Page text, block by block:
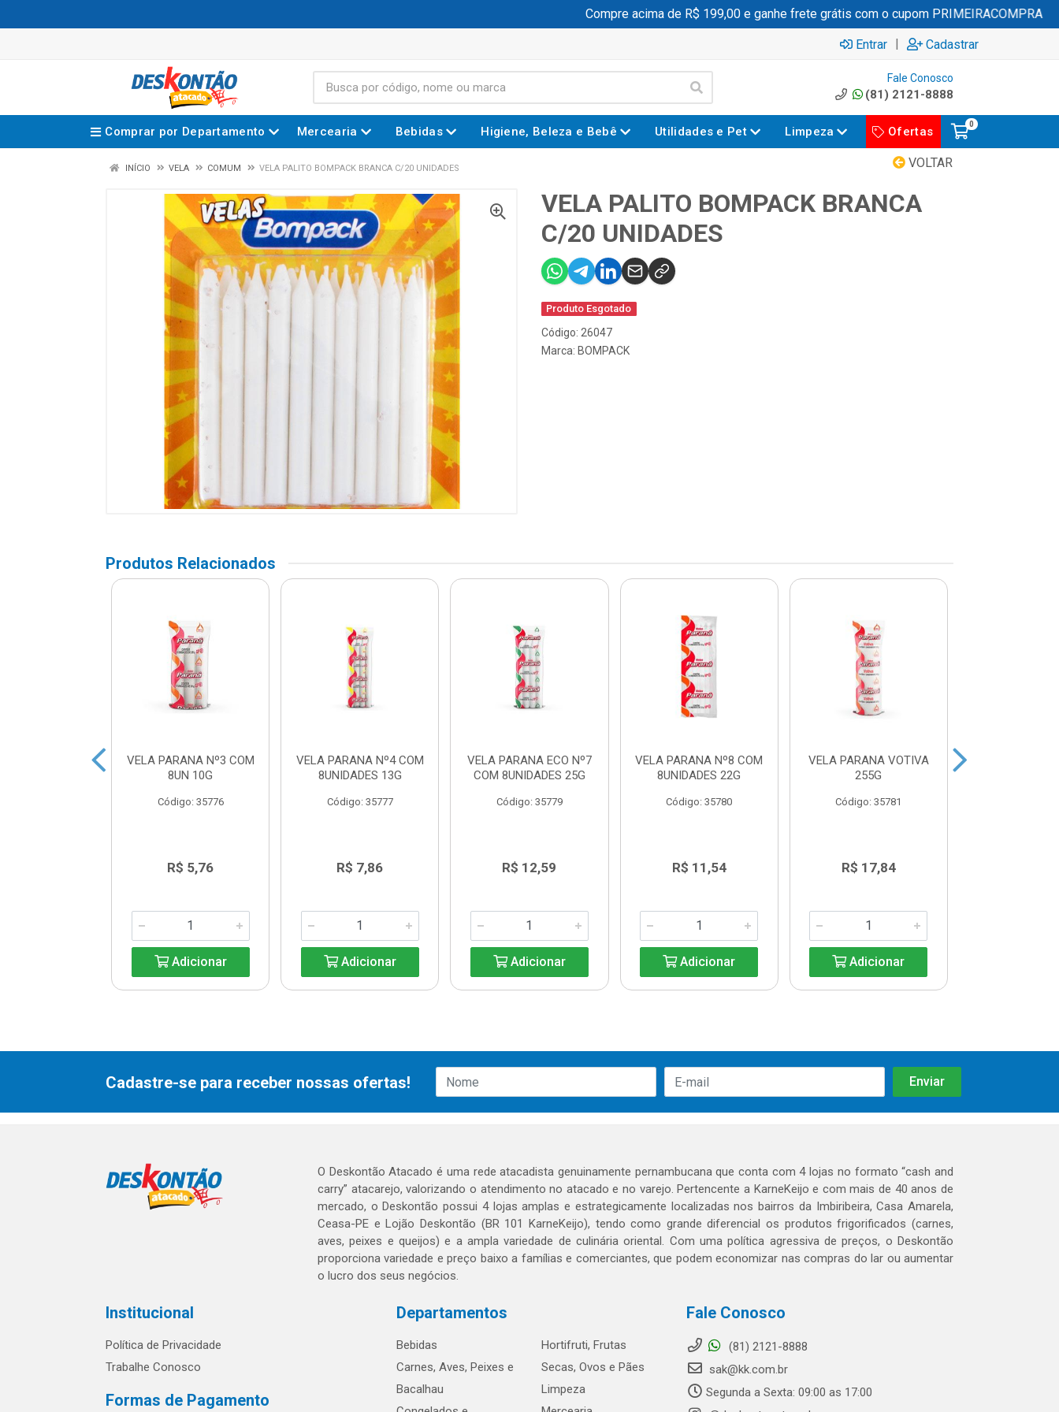
Compre acima de R$ 199,00 e ganhe frete grátis com o cupom PRIMEIRACOMPRA
Entrar | Cadastrar
Fale Conosco
(81) 2121-8888
Comprar por Departamento Mercearia Bebidas Higiene, Beleza e Bebê Utilidades e Pet Limpeza Ofertas
0
VOLTAR
INÍCIO VELA COMUM VELA PALITO BOMPACK BRANCA C/20 UNIDADES
VELA PALITO BOMPACK BRANCA
C/20 UNIDADES
Produto Esgotado
Código: 26047
Marca: BOMPACK
Produtos Relacionados
VELA PARANA Nº3 COM
8UN 10G
Código: 35776
R$ 5,76
Adicionar
VELA PARANA Nº4 COM
8UNIDADES 13G
Código: 35777
R$ 7,86
Adicionar
VELA PARANA ECO Nº7
COM 8UNIDADES 25G
Código: 35779
R$ 12,59
Adicionar
VELA PARANA Nº8 COM
8UNIDADES 22G
Código: 35780
R$ 11,54
Adicionar
VELA PARANA VOTIVA
255G
Código: 35781
R$ 17,84
Adicionar
Cadastre-se para receber nossas ofertas!
O Deskontão Atacado é uma rede atacadista genuinamente pernambucana que conta com 4 lojas no formato “cash and
carry” atacarejo, valorizando o atendimento no atacado e no varejo. Pertencente a KarneKeijo e com mais de 40 anos de
mercado, o Deskontão possui 4 lojas amplas e estrategicamente localizadas nos bairros da Imbiribeira, Casa Amarela,
Ceasa-PE e Lojão Deskontão (BR 101 KarneKeijo), tendo como grande diferencial os produtos frigorificados (carnes,
aves, peixes e queijos) e a ampla variedade de culinária oriental. Com uma política agressiva de preços, o Deskontão
proporciona variedade e preço baixo a famílias e comerciantes, que podem economizar nas compras do lar ou aumentar
o lucro dos seus negócios.
Institucional
Política de Privacidade
Trabalhe Conosco
Formas de Pagamento
Departamentos
Bebidas
Carnes, Aves, Peixes e
Bacalhau
Hortifruti, Frutas
Secas, Ovos e Pães
Limpeza
Fale Conosco
(81) 2121-8888
sak@kk.com.br
Segunda a Sexta: 09:00 as 17:00